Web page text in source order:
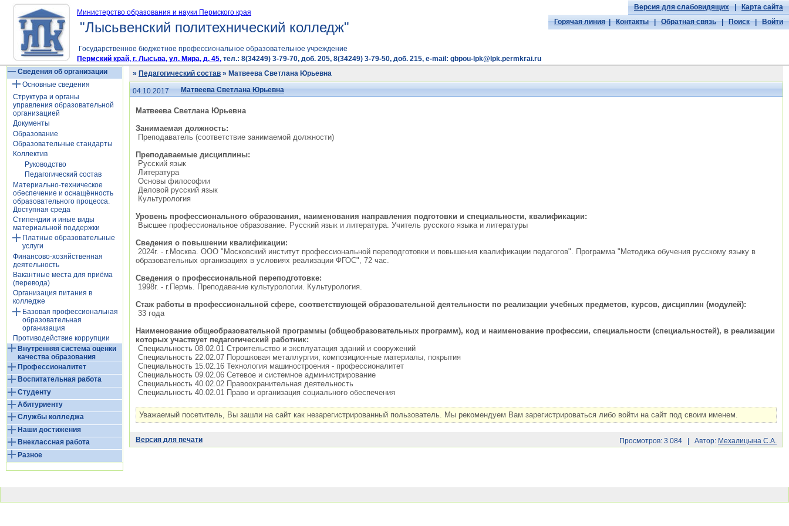
Министерство образования и науки Пермского края
"Лысьвенский политехнический колледж"
Версия для слабовидящих|Карта сайта
Горячая линия|Контакты|Обратная связь|Поиск|Войти
Государственное бюджетное профессиональное образовательное учреждение
Пермский край, г. Лысьва, ул. Мира, д. 45, тел.: 8(34249) 3-79-70, доб. 205, 8(34249) 3-79-50, доб. 215, e-mail: gbpou-lpk@lpk.permkrai.ru
Сведения об организации
Основные сведения
Структура и органы
управления образовательной
организацией
Документы
Образование
Образовательные стандарты
Коллектив
Руководство
Педагогический состав
Материально-техническое
обеспечение и оснащённость
образовательного процесса.
Доступная среда
Стипендии и иные виды
материальной поддержки
Платные образовательные
услуги
Финансово-хозяйственная
деятельность
Вакантные места для приёма
(перевода)
Организация питания в
колледже
Базовая профессиональная
образовательная
организация
Противодействие коррупции
Внутренняя система оценки
качества образования
Профессионалитет
Воспитательная работа
Студенту
Абитуриенту
Службы колледжа
Наши достижения
Внеклассная работа
Разное
» Педагогический состав » Матвеева Светлана Юрьевна
04.10.2017 Матвеева Светлана Юрьевна
Матвеева Светлана Юрьевна
Занимаемая должность:
Преподаватель (соответствие занимаемой должности)
Преподаваемые дисциплины:
Русский язык
Литература
Основы философии
Деловой русский язык
Культурология
Уровень профессионального образования, наименования направления подготовки и специальности, квалификации:
Высшее профессиональное образование. Русский язык и литература. Учитель русского языка и литературы
Сведения о повышении квалификации:
2024г. - г.Москва. ООО "Московский институт профессиональной переподготовки и повышения квалификации педагогов". Программа "Методика обучения русскому языку в
образовательных организациях в условиях реализации ФГОС", 72 час.
Сведения о профессиональной переподготовке:
1998г. - г.Пермь. Преподавание культурологии. Культурология.
Стаж работы в профессиональной сфере, соответствующей образовательной деятельности по реализации учебных предметов, курсов, дисциплин (модулей):
33 года
Наименование общеобразовательной программы (общеобразовательных программ), код и наименование профессии, специальности (специальностей), в реализации
которых участвует педагогический работник:
Специальность 08.02.01 Строительство и эксплуатация зданий и сооружений
Специальность 22.02.07 Порошковая металлургия, композиционные материалы, покрытия
Специальность 15.02.16 Технология машиностроения - профессионалитет
Специальность 09.02.06 Сетевое и системное администрирование
Специальность 40.02.02 Правоохранительная деятельность
Специальность 40.02.01 Право и организация социального обеспечения
Уважаемый посетитель, Вы зашли на сайт как незарегистрированный пользователь. Мы рекомендуем Вам зарегистрироваться либо войти на сайт под своим именем.
Версия для печати Просмотров: 3 084 | Автор: Мехалицына С.А.